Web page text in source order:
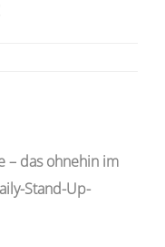
– das ohnehin im
Stand-Up-